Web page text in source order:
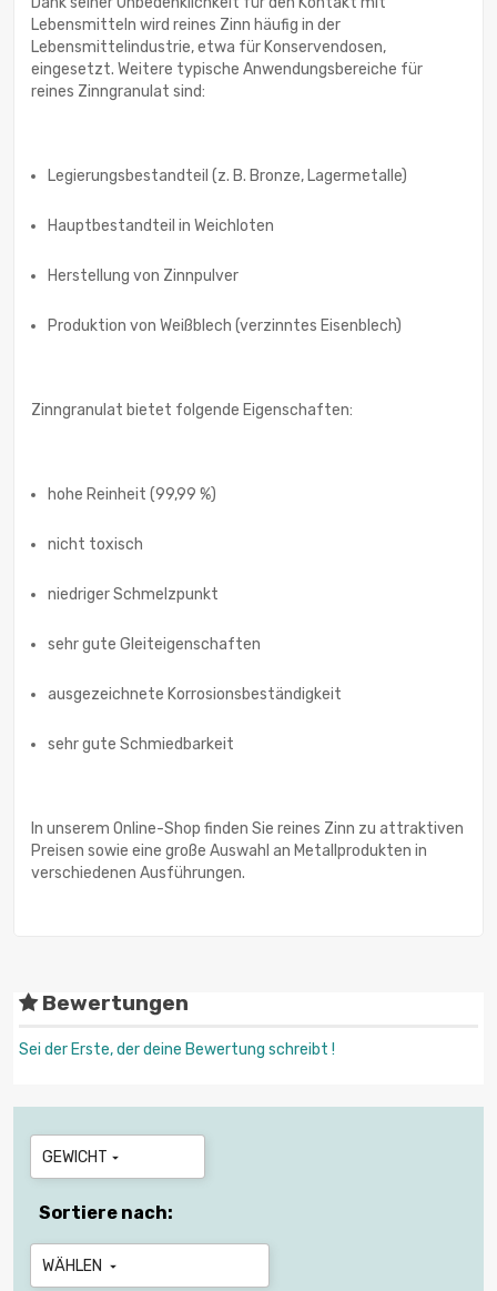
Lebensmitteln wird reines Zinn häufig in der
Lebensmittelindustrie, etwa für Konservendosen,
eingesetzt. Weitere typische Anwendungsbereiche für
reines Zinngranulat sind:
Legierungsbestandteil (z. B. Bronze, Lagermetalle)
Hauptbestandteil in Weichloten
Herstellung von Zinnpulver
Produktion von Weißblech (verzinntes Eisenblech)
Zinngranulat bietet folgende Eigenschaften:
hohe Reinheit (99,99 %)
nicht toxisch
niedriger Schmelzpunkt
sehr gute Gleiteigenschaften
ausgezeichnete Korrosionsbeständigkeit
sehr gute Schmiedbarkeit
In unserem Online-Shop finden Sie reines Zinn zu attraktiven
Preisen sowie eine große Auswahl an Metallprodukten in
verschiedenen Ausführungen.
Bewertungen
Sei der Erste, der deine Bewertung schreibt !
GEWICHT 
Sortiere nach:
WÄHLEN 